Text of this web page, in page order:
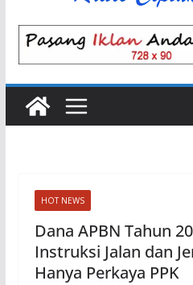
HOT NEWS
Dana APBN Tahun
Instruksi Jalan dan
Hanya Perkaya PPK